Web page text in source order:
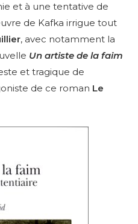
et à une tentative de
de Kafka irrigue tout
, avec notamment la
Un artiste de la faim
et tragique de
de ce roman Le